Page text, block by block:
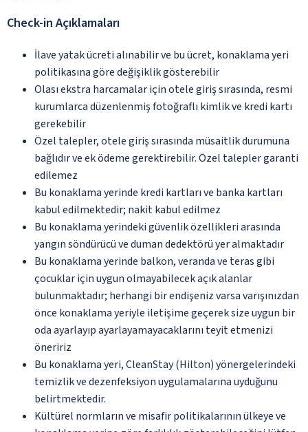
Check-in Açıklamaları
İlave yatak ücreti alınabilir ve bu ücret, konaklama yeri
politikasına göre değişiklik gösterebilir
Olası ekstra harcamalar için otele giriş sırasında, resmi
kurumlarca düzenlenmiş fotoğraflı kimlik ve kredi kartı
gerekebilir
Özel talepler, otele giriş sırasında müsaitlik durumuna
bağlıdır ve ek ödeme gerektirebilir. Özel talepler garanti
edilemez
Bu konaklama yerinde kredi kartları ve banka kartları
kabul edilmektedir; nakit kabul edilmez
Bu konaklama yerindeki güvenlik özellikleri arasında
yangın söndürücü ve duman dedektörü yer almaktadır
Bu konaklama yerinde balkon, veranda ve teras gibi
çocuklar için uygun olmayabilecek açık alanlar
bulunmaktadır; herhangi bir endişeniz varsa varışınızdan
önce konaklama yeriyle iletişime geçerek size uygun bir
oda ayarlayıp ayarlayamayacaklarını teyit etmenizi
öneririz
Bu konaklama yeri, CleanStay (Hilton) yönergelerindeki
temizlik ve dezenfeksiyon uygulamalarına uyduğunu
belirtmektedir.
Kültürel normların ve misafir politikalarının ülkeye ve